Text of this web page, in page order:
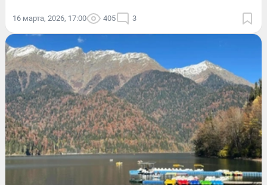
16 марта, 2026, 17:00 405 3